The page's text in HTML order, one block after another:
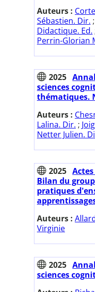
Auteurs :
Sébastien. Dir. ;
Didactique. Ed.
Perrin-Glorian
2025
sciences
thématiques.
Auteurs :
Lalina. Dir. ;
Netter Julien.
2025
Bilan du
pratiques
Auteurs :
Virginie
2025
sciences